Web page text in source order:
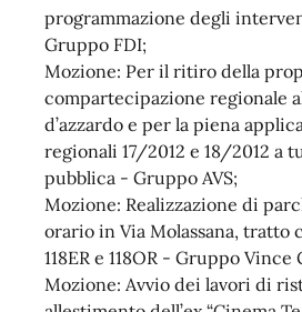
programmazione degli
Gruppo FDI;
Mozione: Per il ritiro della
compartecipazione regionale
d’azzardo e per la piena
regionali 17/2012 e 18/2012 a
pubblica - Gruppo AVS;
Mozione: Realizzazione di
orario in Via Molassana,
118ER e 118OR - Gruppo Vince
Mozione: Avvio dei lavori di